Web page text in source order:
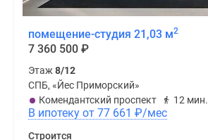
помещение-студия 21,03 м2
7 360 500 ₽
Этаж8/12
СПБ, «Йес Приморский»
Комендантский проспект
12 мин.
В ипотеку от 77 661 ₽/мес
Строится